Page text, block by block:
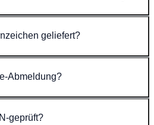
geliefert?
Abmeldung?
geprüft?